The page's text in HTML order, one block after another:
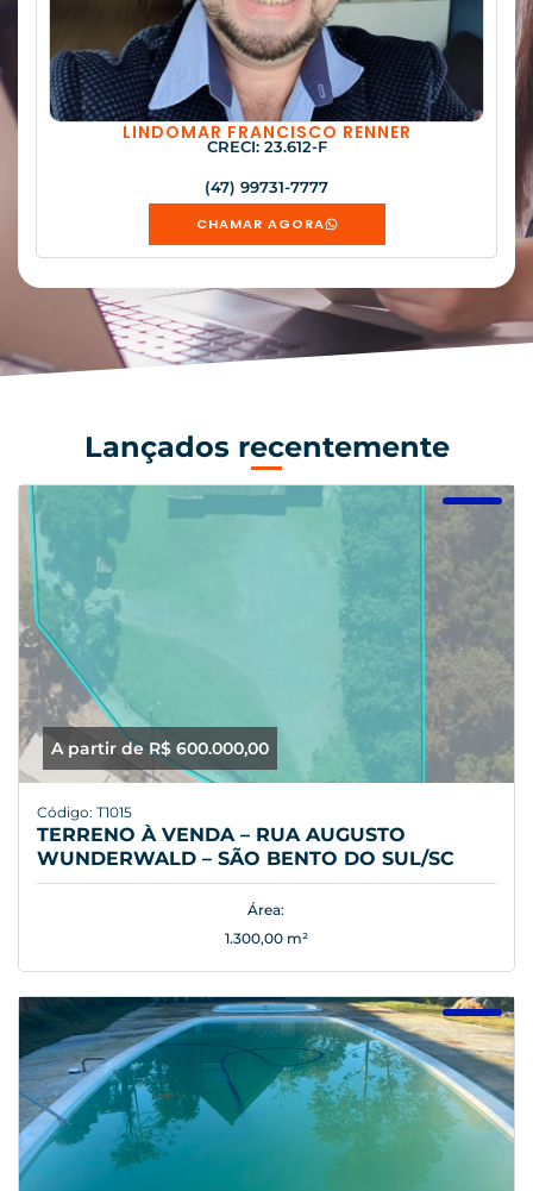
LINDOMAR FRANCISCO RENNER
CRECI: 23.612-F
(47) 99731-7777
CHAMAR AGORA
Lançados recentemente
A partir de R$ 600.000,00
Código: T1015
TERRENO À VENDA – RUA AUGUSTO
WUNDERWALD – SÃO BENTO DO SUL/SC
Área:
1.300,00 m²